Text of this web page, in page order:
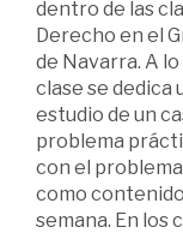
dentro de las
Derecho en el
de Navarra. A
clase se dedica
estudio de un
problema
con el
como
semana. En los